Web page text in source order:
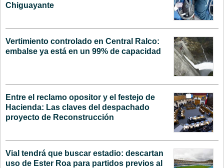
Chiguayante
Vertimiento controlado en Central Ralco:
embalse ya está en un 99% de capacidad
Entre el reclamo opositor y el festejo de
Hacienda: Las claves del despachado
proyecto de Reconstrucción
Vial tendrá que buscar estadio: descartan
uso de Ester Roa para partidos previos al